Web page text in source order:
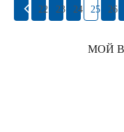
22 23 24 25 26
МОЙ